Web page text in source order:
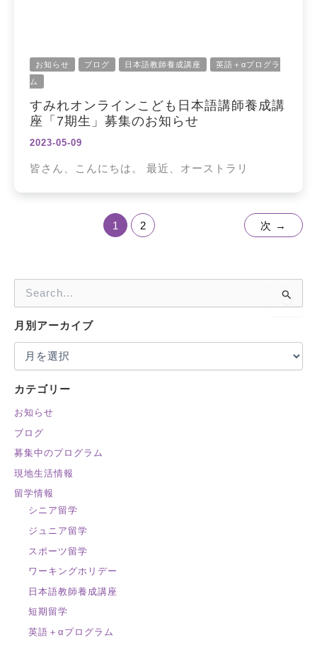
お知らせ ブログ 日本語教師養成講座
英語＋αプログラ
ム
すみれオンラインこども日本語講師養成講
座「7期生」募集のお知らせ
2023-05-09
皆さん、こんにちは。 最近、オーストラリ
1 2 次 →
索
対
月別アーカイブ
カテゴリー
お知らせ
ブログ
募集中のプログラム
現地生活情報
留学情報
シニア留学
ジュニア留学
スポーツ留学
ワーキングホリデー
日本語教師養成講座
短期留学
英語＋αプログラム